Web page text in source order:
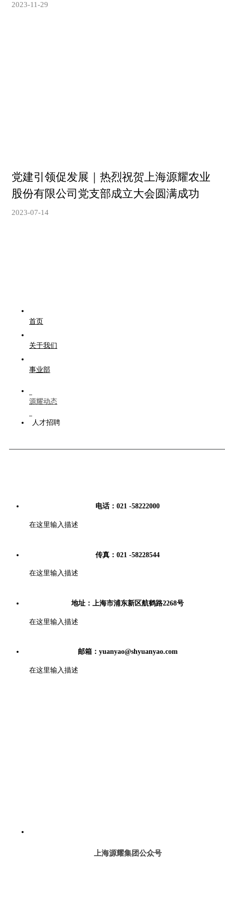
2023-11-29
党建引领促发展｜热烈祝贺上海源耀农业
股份有限公司党支部成立大会圆满成功
2023-07-14
首页
关于我们
事业部
源耀动态
人才招聘
电话：021 -58222000
在这里输入描述
传真：021 -58228544
在这里输入描述
地址：上海市浦东新区航鹤路2268号
在这里输入描述
邮箱：yuanyao@shyuanyao.com
在这里输入描述
上海源耀集团公众号